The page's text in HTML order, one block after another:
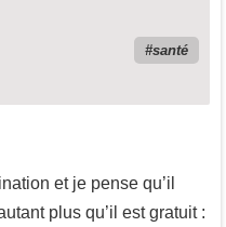
santé
et je pense qu’il
plus qu’il est gratuit :